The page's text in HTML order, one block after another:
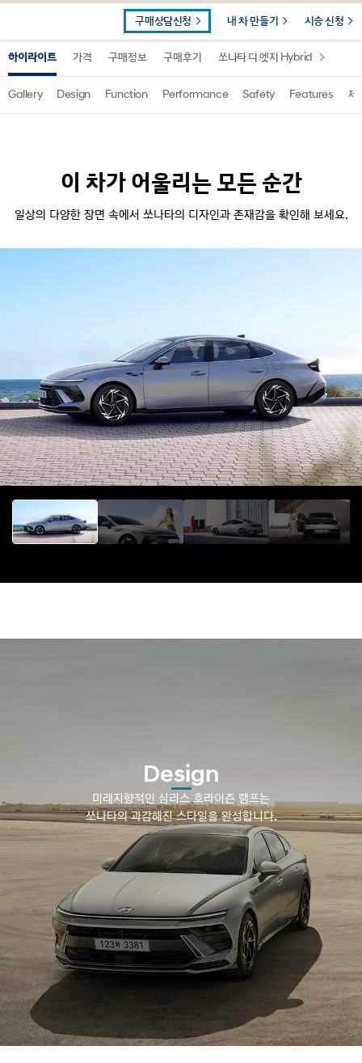
하이라이트 가격 구매정보 구매후기 쏘나타 디 엣지 Hybrid
구매상담신청 내 차 만들기 시승 신청
Gallery Design Function Performance Safety Features 제
이 차가 어울리는 모든 순간
일상의 다양한 장면 속에서 쏘나타의 디자인과 존재감을 확인해 보세요.
Design
미래지향적인 심리스 호라이즌 램프는
쏘나타의 과감해진 스타일을 완성합니다.